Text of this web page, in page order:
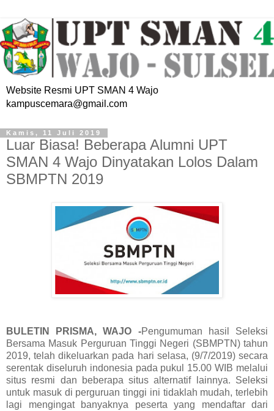
Website Resmi UPT SMAN 4 Wajo
kampuscemara@gmail.com
Kamis, 11 Juli 2019
Luar Biasa! Beberapa Alumni UPT
SMAN 4 Wajo Dinyatakan Lolos Dalam
SBMPTN 2019
BULETIN PRISMA, WAJO -Pengumuman hasil Seleksi
Bersama Masuk Perguruan Tinggi Negeri (SBMPTN) tahun
2019, telah dikeluarkan pada hari selasa, (9/7/2019) secara
serentak diseluruh indonesia pada pukul 15.00 WIB melalui
situs resmi dan beberapa situs alternatif lainnya. Seleksi
untuk masuk di perguruan tinggi ini tidaklah mudah, terlebih
lagi mengingat banyaknya peserta yang mendaftar dari